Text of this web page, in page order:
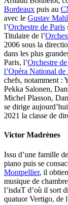
Bordeaux puis au
avec le Gustav
l’Orchestre de Paris
Titulaire de l’
2006 sous la
dans les plus
Paris, l’Orchestre
l’Opéra National de
chefs, notamment :
Pekka Salonen,
Michel Plasson,
se dirige
2021 la classe de
Victor Madrènes
Issu d’une famille
piano puis se
Montpellier, il
musique de
l’isdaT d’où il sort
quatuor Vertigo, de